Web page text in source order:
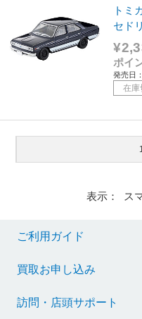
トミ
セド
ポイ
発売日
在庫
表示： ス
ご利用ガイド
買取お申し込み
訪問・店頭サポート